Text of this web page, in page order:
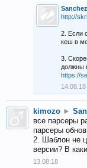
Sanchez
http://
2. Если
кеш в
3.
должны
https://
14.08.18
kimozo ►
все парсеры
парсеры
2. Шаблон не
версии? В
13.08.18